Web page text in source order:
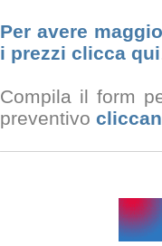
Per avere
i prezzi clicca qui
Compila il form
preventivo